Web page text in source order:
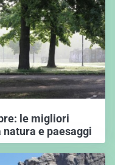
le migliori
e paesaggi